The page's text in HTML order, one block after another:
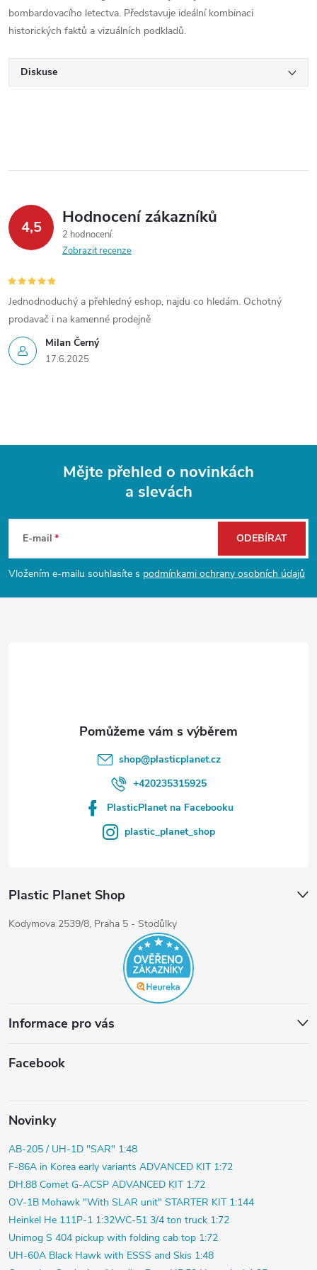
bombardovacího letectva. Představuje ideální kombinaci
historických faktů a vizuálních podkladů.
Diskuse
4,5 Hodnocení zákazníků
2 hodnocení
Zobrazit recenze
Milan Černý
17.6.2025
Jednodnoduchý a přehledný eshop, najdu co hledám. Ochotný
prodavač i na kamenné prodejně
p
a
Mějte přehled o novinkách
a slevách
E-mail
Vložením e-mailu souhlasíte s podmínkami ochrany osobních údajů
ODEBÍRAT
shop@plasticplanet.cz
+420235315925
PlasticPlanet na Facebooku
plastic_planet_shop
Plastic Planet Shop
Kodymova 2539/8, Praha 5 - Stodůlky
Informace pro vás
Facebook
Novinky
AB-205 / UH-1D "SAR" 1:48
F-86A in Korea early variants ADVANCED KIT 1:72
DH.88 Comet G-ACSP ADVANCED KIT 1:72
OV-1B Mohawk "With SLAR unit" STARTER KIT 1:144
Heinkel He 111P-1 1:32WC-51 3/4 ton truck 1:72
Unimog S 404 pickup with folding cab top 1:72
UH-60A Black Hawk with ESSS and Skis 1:48